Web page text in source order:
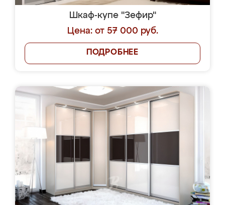
Шкаф-купе "Зефир"
Цена: от 57 000 руб.
ПОДРОБНЕЕ